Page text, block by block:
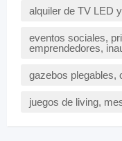
alquiler de TV LED
eventos sociales,
emprendedores,
gazebos plegables,
juegos de living,